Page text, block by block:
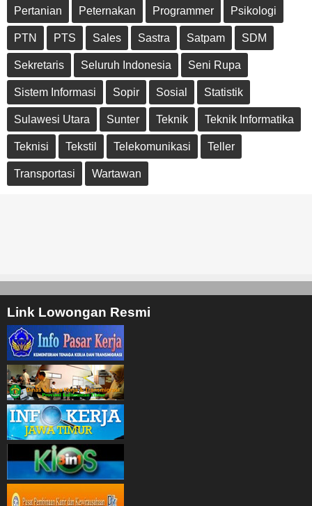
Pertanian Peternakan Programmer Psikologi
PTN PTS Sales Sastra Satpam SDM
Sekretaris Seluruh Indonesia Seni Rupa
Sistem Informasi Sopir Sosial Statistik
Sulawesi Utara Sunter Teknik Teknik Informatika
Teknisi Tekstil Telekomunikasi Teller
Transportasi Wartawan
Link Lowongan Resmi